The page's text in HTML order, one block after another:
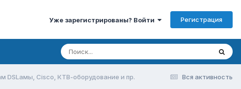
Уже зарегистрированы? Войти Регистрация
Вся активность
DSLамы, Cisco, КТВ-оборудование и пр.